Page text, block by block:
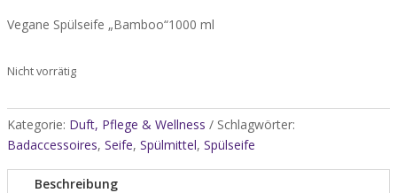
Vegane Spülseife „Bamboo“1000 ml
Nicht vorrätig
Kategorie: Duft, Pflege & Wellness
Schlagwörter:
Badaccessoires, Seife, Spülmittel, Spülseife
Beschreibung